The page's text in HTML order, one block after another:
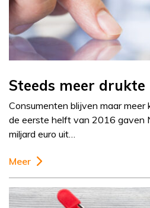
Steeds meer
Consumenten blijven maar meer
de eerste helft van 2016 gaven
miljard euro uit…
Meer